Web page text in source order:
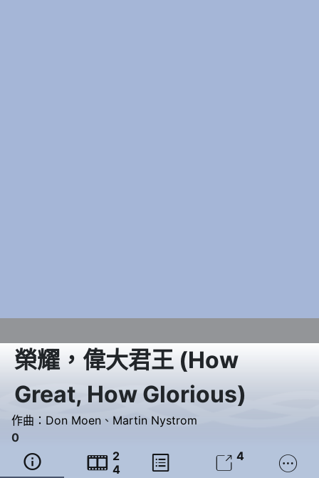
榮耀，偉大君王 (How
Great, How Glorious)
作曲： Don Moen 、 Martin Nystrom
0
  2
4
  4 